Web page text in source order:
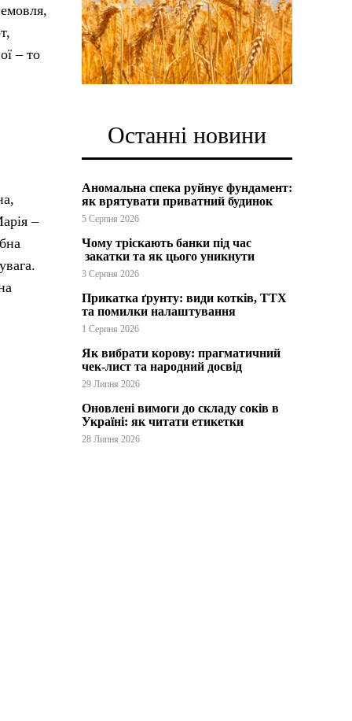
– то
–
Останні новини
Аномальна спека руйнує фундамент:
як врятувати приватний будинок
5 Серпня 2026
Чому тріскають банки під час
закатки та як цього уникнути
3 Серпня 2026
Прикатка ґрунту: види котків, ТТХ
та помилки налаштування
1 Серпня 2026
Як вибрати корову: прагматичний
чек-лист та народний досвід
29 Липня 2026
Оновлені вимоги до складу соків в
Україні: як читати етикетки
28 Липня 2026